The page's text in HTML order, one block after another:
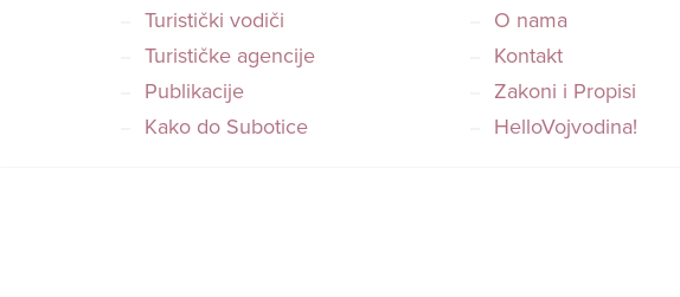
Turistički vodiči
Turističke agencije
Publikacije
Kako do Subotice
O nama
Kontakt
Zakoni i Propisi
HelloVojvodina!